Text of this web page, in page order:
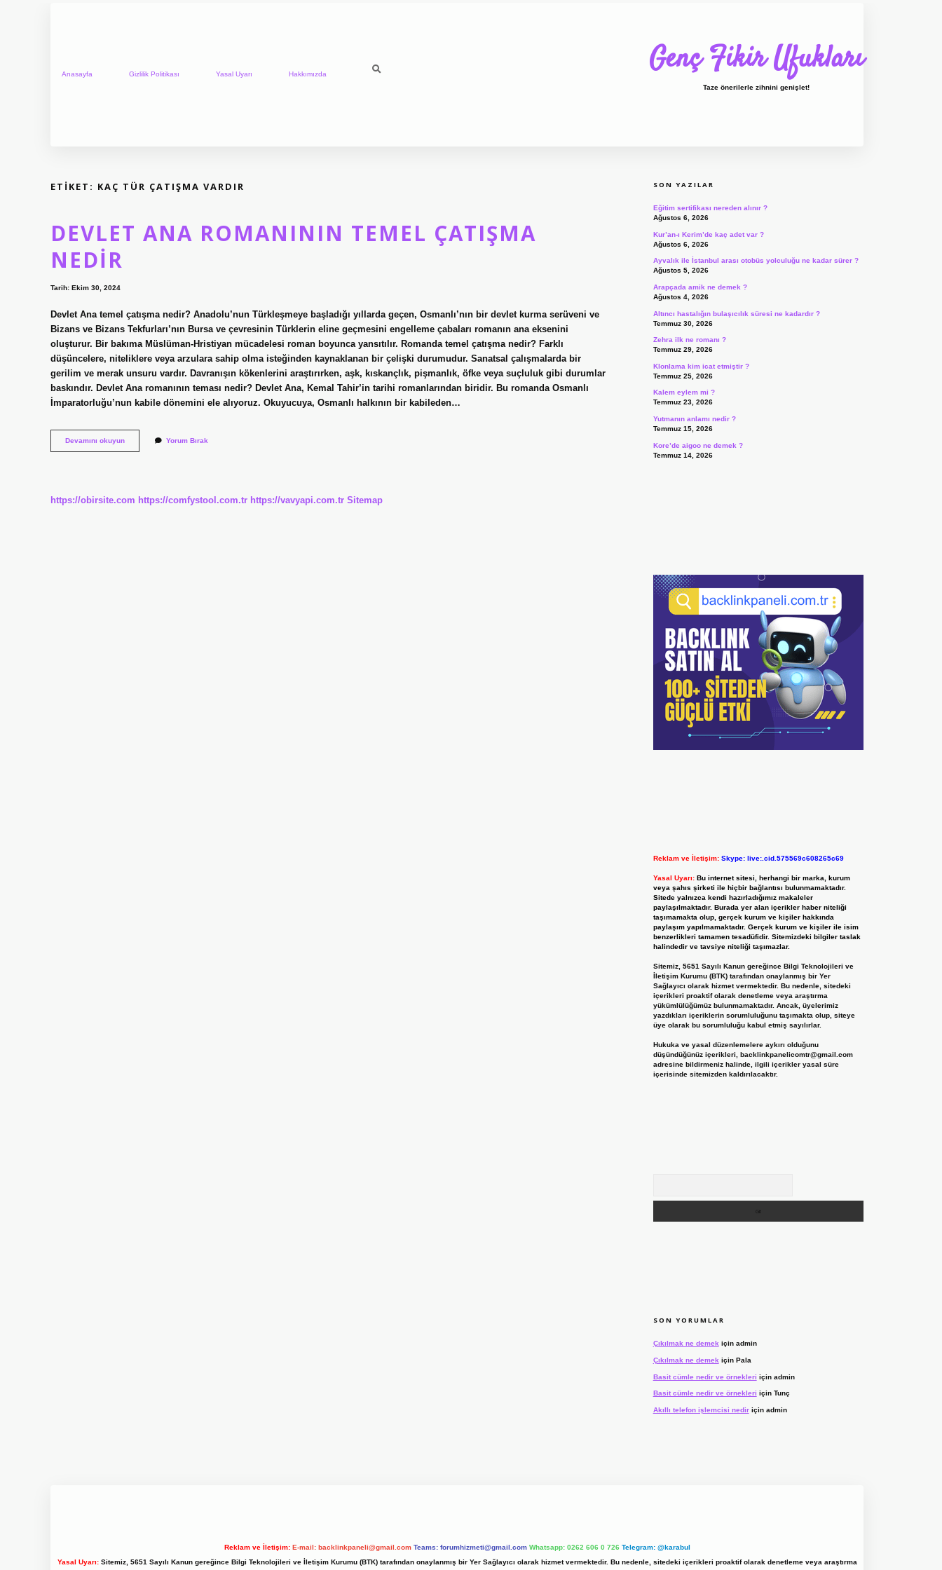
Anasayfa Gizlilik Politikası Yasal Uyarı Hakkımızda Genç Fikir Ufukları
Taze önerilerle zihnini genişlet!
ETIKET: KAÇ TÜR ÇATIŞMA VARDIR
DEVLET ANA ROMANININ TEMEL ÇATIŞMA
NEDIR
Tarih: Ekim 30, 2024
Devlet Ana temel çatışma nedir? Anadolu’nun Türkleşmeye başladığı yıllarda geçen, Osmanlı’nın bir devlet kurma serüveni ve
Bizans ve Bizans Tekfurları’nın Bursa ve çevresinin Türklerin eline geçmesini engelleme çabaları romanın ana eksenini
oluşturur. Bir bakıma Müslüman-Hristiyan mücadelesi roman boyunca yansıtılır. Romanda temel çatışma nedir? Farklı
düşüncelere, niteliklere veya arzulara sahip olma isteğinden kaynaklanan bir çelişki durumudur. Sanatsal çalışmalarda bir
gerilim ve merak unsuru vardır. Davranışın kökenlerini araştırırken, aşk, kıskançlık, pişmanlık, öfke veya suçluluk gibi durumlar
baskındır. Devlet Ana romanının teması nedir? Devlet Ana, Kemal Tahir’in tarihi romanlarından biridir. Bu romanda Osmanlı
İmparatorluğu’nun kabile dönemini ele alıyoruz. Okuyucuya, Osmanlı halkının bir kabileden…
Devamını okuyunDevlet
Ana
Yorum Bırak
https://obirsite.com https://comfystool.com.tr https://vavyapi.com.tr Sitemap
SON YAZILAR
Eğitim sertifikası nereden alınır ?
Ağustos 6, 2026
Kur’an-ı Kerim’de kaç adet var ?
Ağustos 6, 2026
Ayvalık ile İstanbul arası otobüs yolculuğu ne kadar sürer ?
Ağustos 5, 2026
Arapçada amik ne demek ?
Ağustos 4, 2026
Altıncı hastalığın bulaşıcılık süresi ne kadardır ?
Temmuz 30, 2026
Zehra ilk ne romanı ?
Temmuz 29, 2026
Klonlama kim icat etmiştir ?
Temmuz 25, 2026
Kalem eylem mi ?
Temmuz 23, 2026
Yutmanın anlamı nedir ?
Temmuz 15, 2026
Kore’de aigoo ne demek ?
Temmuz 14, 2026
Reklam ve İletişim: Skype: live:.cid.575569c608265c69
Yasal Uyarı: Bu internet sitesi, herhangi bir marka, kurum
veya şahıs şirketi ile hiçbir bağlantısı bulunmamaktadır.
Sitede yalnızca kendi hazırladığımız makaleler
paylaşılmaktadır. Burada yer alan içerikler haber niteliği
taşımamakta olup, gerçek kurum ve kişiler hakkında
paylaşım yapılmamaktadır. Gerçek kurum ve kişiler ile isim
benzerlikleri tamamen tesadüfidir. Sitemizdeki bilgiler taslak
halindedir ve tavsiye niteliği taşımazlar.
Sitemiz, 5651 Sayılı Kanun gereğince Bilgi Teknolojileri ve
İletişim Kurumu (BTK) tarafından onaylanmış bir Yer
Sağlayıcı olarak hizmet vermektedir. Bu nedenle, sitedeki
içerikleri proaktif olarak denetleme veya araştırma
yükümlülüğümüz bulunmamaktadır. Ancak, üyelerimiz
yazdıkları içeriklerin sorumluluğunu taşımakta olup, siteye
üye olarak bu sorumluluğu kabul etmiş sayılırlar.
Hukuka ve yasal düzenlemelere aykırı olduğunu
düşündüğünüz içerikleri, backlinkpanelicomtr@gmail.com
adresine bildirmeniz halinde, ilgili içerikler yasal süre
içerisinde sitemizden kaldırılacaktır.
SON YORUMLAR
Çıkılmak ne demekiçin admin
Çıkılmak ne demek için Pala
Basit cümle nedir ve örnekleri için admin
Basit cümle nedir ve örnekleri için Tunç
Akıllı telefon işlemcisi nediriçin admin
Reklam ve İletişim: E-mail: backlinkpaneli@gmail.com Teams: forumhizmeti@gmail.com Whatsapp: 0262 606 0 726 Telegram: @karabul
Yasal Uyarı:Sitemiz, 5651 Sayılı Kanun gereğince Bilgi Teknolojileri ve İletişim Kurumu (BTK) tarafından onaylanmış bir Yer Sağlayıcı olarak hizmet vermektedir. Bu nedenle, sitedeki içerikleri proaktif olarak denetleme veya araştırma